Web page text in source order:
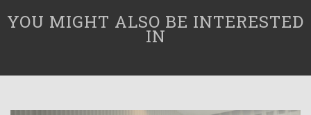
YOU MIGHT ALSO BE INTERESTED
IN